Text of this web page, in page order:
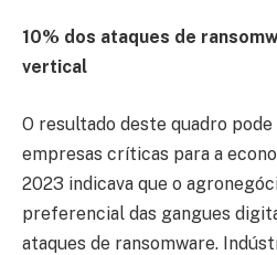
10% dos ataques de
vertical
O resultado deste quadro
empresas críticas para a
2023 indicava que o
preferencial das gangues
ataques de ransomware.